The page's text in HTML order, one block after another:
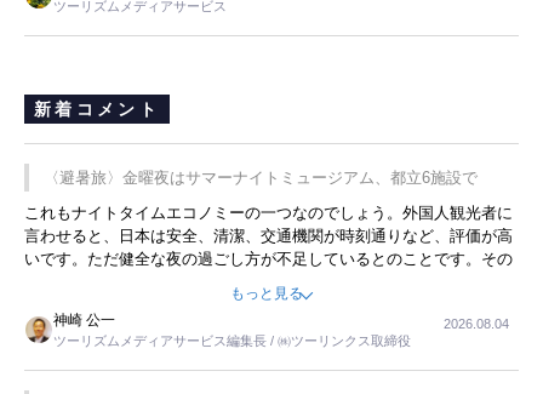
ツーリズムメディアサービス
新着コメント
〈避暑旅〉金曜夜はサマーナイトミュージアム、都立6施設で
これもナイトタイムエコノミーの一つなのでしょう。外国人観光者に
言わせると、日本は安全、清潔、交通機関が時刻通りなど、評価が高
いです。ただ健全な夜の過ごし方が不足しているとのことです。その
ような意味で、金曜夜にこのようなイベントが行われれば、日本人に
限らず外国人にとっても楽しみが増えるでしょうね。
もっと見る
神崎 公一
ツーリズムメディアサービス編集長 / ㈱ツーリンクス取締役
2026.08.04